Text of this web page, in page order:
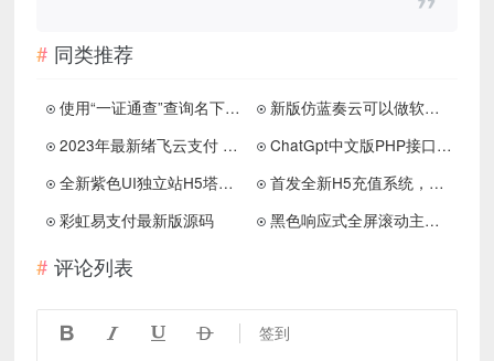
同类推荐
使用“一证通查”查询名下所有运营商电话卡
新版仿蓝奏云可以做软件库PHP源码
2023年最新绪飞云支付 零度码支付（本地版）个人免签支付最新去授权版 带更新接口
ChatGpt中文版PHP接口源码
全新紫色UI独立站H5塔罗牌占卜系统源码 某站价值300
首发全新H5充值系统，自定义首页+充值页面
彩虹易支付最新版源码
黑色响应式全屏滚动主页源码
评论列表
    签到